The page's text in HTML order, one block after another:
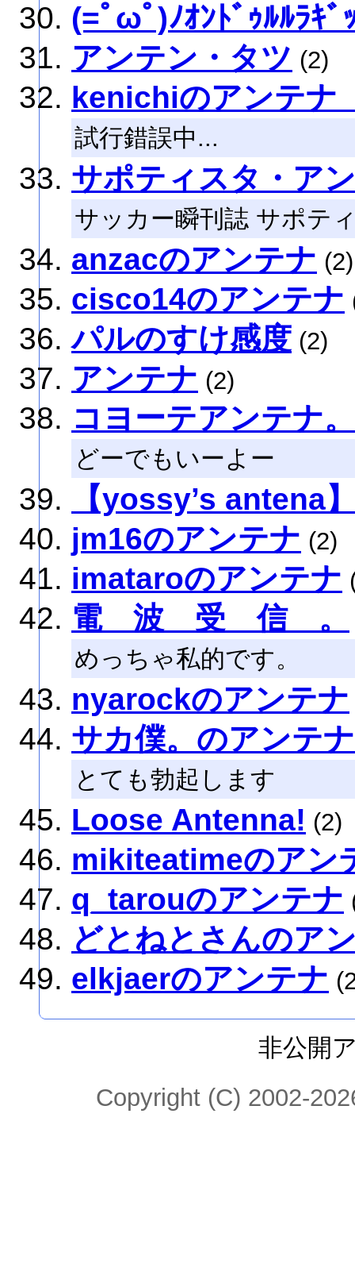
(=ﾟωﾟ)ﾉｵﾝﾄﾞｩﾙﾙﾗｷﾞ
アンテン・タツ (2)
kenichiのアンテナ
試行錯誤中...
サポティスタ・ア
サッカー瞬刊誌 サポテ
anzacのアンテナ (2)
cisco14のアンテナ
パルのすけ感度 (2)
アンテナ (2)
コヨーテアンテナ。
どーでもいーよー
【yossy’s antena
jm16のアンテナ (2)
imataroのアンテナ
電 波 受 信 。
めっちゃ私的です。
nyarockのアンテナ
サカ僕。のアンテナ
とても勃起します
Loose Antenna! (2)
mikiteatimeのアン
q_tarouのアンテナ
どとねとさんのア
elkjaerのアンテナ
非公開
Copyright (C) 2002-